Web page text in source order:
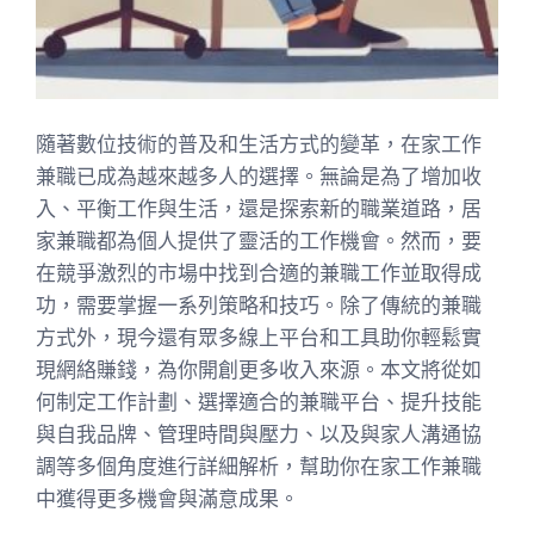
隨著數位技術的普及和生活方式的變革，在家工作
兼職已成為越來越多人的選擇。無論是為了增加收
入、平衡工作與生活，還是探索新的職業道路，居
家兼職都為個人提供了靈活的工作機會。然而，要
在競爭激烈的市場中找到合適的兼職工作並取得成
功，需要掌握一系列策略和技巧。除了傳統的兼職
方式外，現今還有眾多線上平台和工具助你輕鬆實
現網絡賺錢，為你開創更多收入來源。本文將從如
何制定工作計劃、選擇適合的兼職平台、提升技能
與自我品牌、管理時間與壓力、以及與家人溝通協
調等多個角度進行詳細解析，幫助你在家工作兼職
中獲得更多機會與滿意成果。